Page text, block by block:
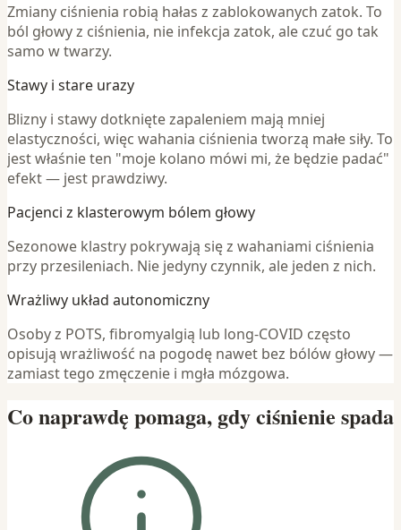
Zmiany ciśnienia robią hałas z zablokowanych zatok. To
ból głowy z ciśnienia, nie infekcja zatok, ale czuć go tak
samo w twarzy.
Stawy i stare urazy
Blizny i stawy dotknięte zapaleniem mają mniej
elastyczności, więc wahania ciśnienia tworzą małe siły. To
jest właśnie ten "moje kolano mówi mi, że będzie padać"
efekt — jest prawdziwy.
Pacjenci z klasterowym bólem głowy
Sezonowe klastry pokrywają się z wahaniami ciśnienia
przy przesileniach. Nie jedyny czynnik, ale jeden z nich.
Wrażliwy układ autonomiczny
Osoby z POTS, fibromyalgią lub long-COVID często
opisują wrażliwość na pogodę nawet bez bólów głowy —
zamiast tego zmęczenie i mgła mózgowa.
Co naprawdę pomaga, gdy ciśnienie spada